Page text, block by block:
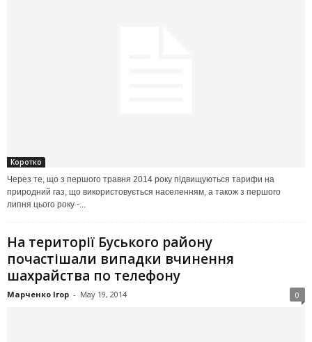
Коротко
Через те, що з першого травня 2014 року підвищуються тарифи на
природний газ, що використовується населенням, а також з першого
липня цього року -...
На території Буського району
почастішали випадки вчинення
шахрайства по телефону
Марченко Ігор - May 19, 2014 0